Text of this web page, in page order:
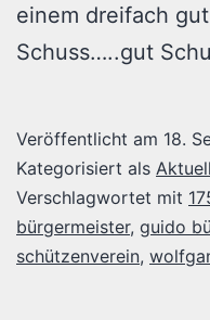
einem dreifach
Schuss…..gut
Veröffentlicht am 18.
Kategorisiert als
Verschlagwortet mit
bürgermeister, guido
schützenverein,